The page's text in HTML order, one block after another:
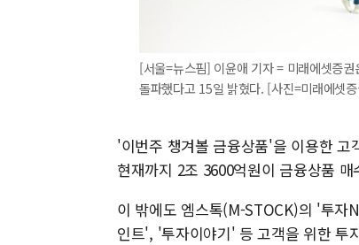
[서울=뉴스핌] 이윤애 기자 = 미래에셋증
돌파했다고 15일 밝혔다. [사진=미래에
'이번주 챙겨볼 금융상품'을 이용한
현재까지 2조 3600억원이 금융상품
이 밖에도 엠스톡(M-STOCK)의 '투자
인트', '투자이야기' 등 고객을 위한 투